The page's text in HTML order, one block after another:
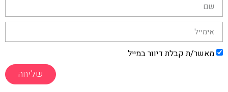
מאשר/ת קבלת דיוור במייל
שליחה